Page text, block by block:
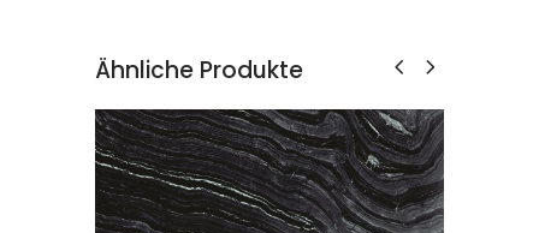
Ähnliche Produkte
ANCIENT WOODEN ZEBRA
Marmor